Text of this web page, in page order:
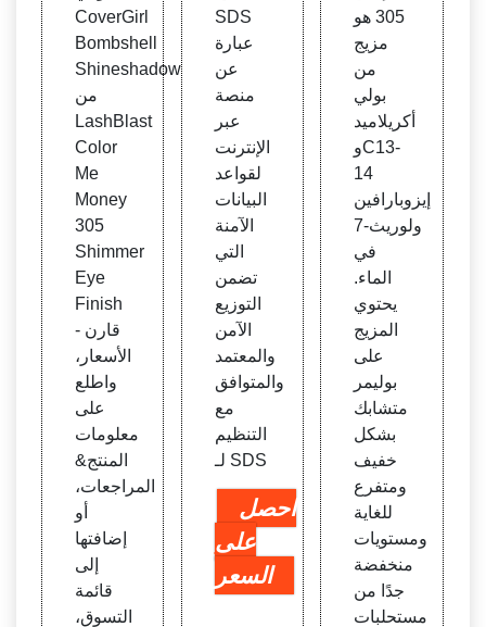
ll Shi
nesh
adow
ashB
last
Colo
r Me
CoverGirl
Bombshell
Shineshadow
من
LashBlast
Color
Me
Money
305
Shimmer
Eye
Finish
- قارن
الأسعار،
واطلع
على
معلومات
المنتج&
المراجعات،
أو
إضافتها
إلى
قائمة
التسوق،
مع الت
نظيم
وآمن
ومعتم
SDS
عبارة
عن
منصة
عبر
الإنترنت
لقواعد
البيانات
الآمنة
التي
تضمن
التوزيع
الآمن
والمعتمد
والمتوافق
مع
التنظيم
لـ SDS
احصل
على
السعر
الأسا
سية -
العناية
الشخ
صية
& مس
تحضر
ات الت
جميل
305 هو
مزيج
من
بولي
أكريلاميد
وC13-
14
إيزوبارافين
ولوريث-7
في
الماء.
يحتوي
المزيج
على
بوليمر
متشابك
بشكل
خفيف
ومتفرع
للغاية
ومستويات
منخفضة
جدًا من
مستحلبات